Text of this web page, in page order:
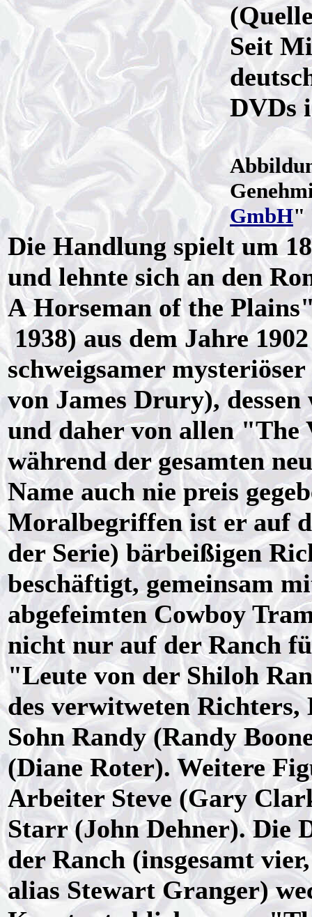
Seit
DVDs
GmbH"
Die Handlung spielt um
und lehnte sich an den
A Horseman of the
1938) aus dem Jahre
schweigsamer
von James Drury),
und daher von allen
während der gesamten
Name auch nie preis
Moralbegriffen ist er auf
der Serie) bärbeißigen
beschäftigt, gemeinsam
abgefeimten Cowboy
nicht nur auf der Ranch
"Leute von der Shiloh
des verwitweten Richters,
Sohn Randy (Randy
(Diane Roter). Weitere
Arbeiter Steve (Gary
Starr (John Dehner). Die
der Ranch (insgesamt
alias Stewart Granger)